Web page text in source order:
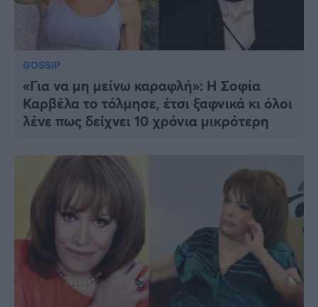
GOSSIP
«Για να μη μείνω καραφλή»: Η Σοφία
Καρβέλα το τόλμησε, έτσι ξαφνικά κι όλοι
λένε πως δείχνει 10 χρόνια μικρότερη